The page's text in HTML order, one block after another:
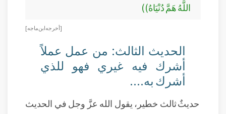
اللَّهُ هَمَّ دُنْيَاهُ))
[أخرجه ابن ماجه]
الحديث الثالث: من عمل عملاً
أشرك فيه غيري فهو للذي
أشرك به....
حديثٌ ثالث خطير، يقول الله عزَّ وجل في الحديث